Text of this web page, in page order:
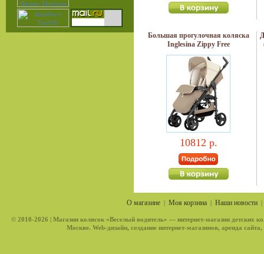
Большая прогулочная коляска
Inglesina Zippy Free
10812 р.
О магазине| Моя корзина| Наши новости
© 2010-2026 | Магазин колясок «Веселый водитель» — интернет-магазин детских
Москве. Web-дизайн, создание интернет-магазинов, аренда